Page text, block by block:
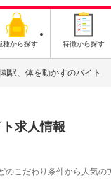
種から探す 特徴から探す
駅、体を動かすのバイト
求人情報
こだわり条件から人気の